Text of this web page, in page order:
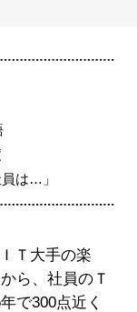
は…」
Ｔ大手の楽
ら、社員のＴ
で300点近く